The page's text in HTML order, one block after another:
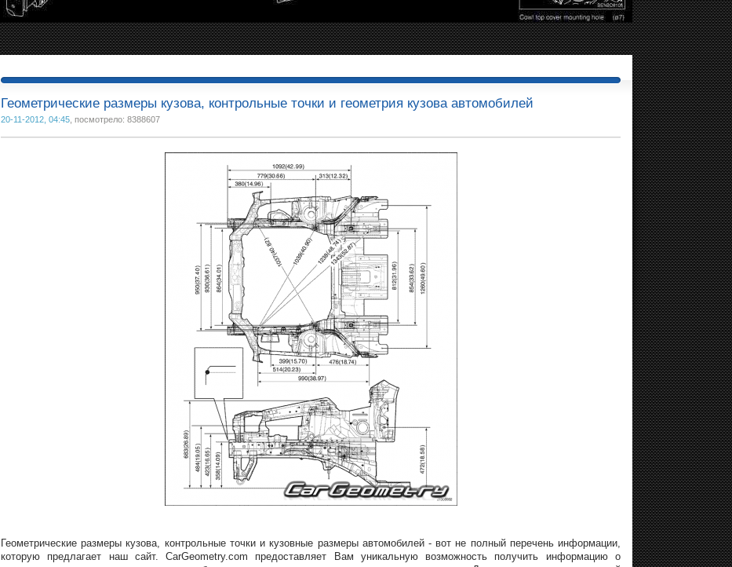
Геометрические размеры кузова, контрольные точки и геометрия кузова автомобилей
20-11-2012, 04:45, посмотрело: 8388607
Геометрические размеры кузова, контрольные точки и кузовные размеры автомобилей - вот не полный перечень информации,
которую предлагает наш сайт. CarGeometry.com предоставляет Вам уникальную возможность получить информацию о